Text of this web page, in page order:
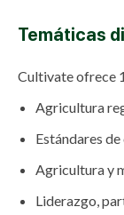
Temáticas
Cultivate ofrece
Agricultura
Estándares
Agricultura y
Liderazgo,